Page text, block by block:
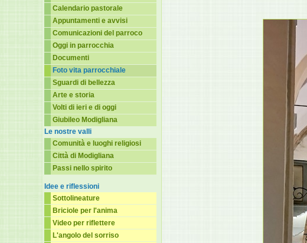
Calendario pastorale
Appuntamenti e avvisi
Comunicazioni del parroco
Oggi in parrocchia
Documenti
Foto vita parrocchiale
Sguardi di bellezza
Arte e storia
Volti di ieri e di oggi
Giubileo Modigliana
Le nostre valli
Comunità e luoghi religiosi
Città di Modigliana
Passi nello spirito
Idee e riflessioni
Sottolineature
Briciole per l'anima
Video per riflettere
L'angolo del sorriso